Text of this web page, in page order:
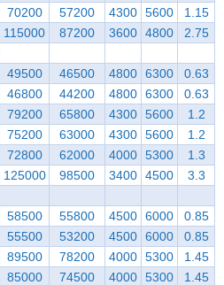
70200 57200 4300 5600
1.15
115000 87200 3600 4800 2.75
49500 46500 4800 6300
0.63
46800 44200 4800 6300
0.63
79200 65800 4300 5600
1.2
75200 63000 4300 5600
1.2
72800 62000 4000 5300
1.3
125000 98500 3400 4500 3.3
58500 55800 4500 6000
0.85
55500 53200 4500 6000
0.85
89500 78200 4000 5300
1.45
85000 74500 4000 5300
1.45